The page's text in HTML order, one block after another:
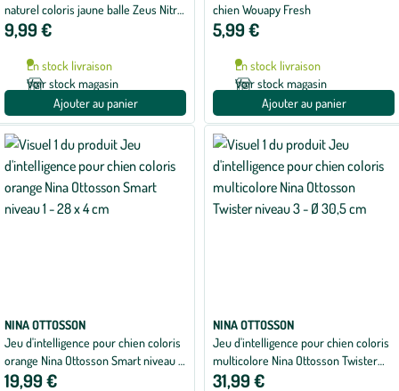
naturel coloris jaune balle Zeus Nitro
- Taille S
9,99 €
En stock livraison
Voir stock magasin
Ajouter au panier
chien Wouapy Fresh
5,99 €
En stock livraison
Voir stock magasin
Ajouter au panier
NINA OTTOSSON
Jeu d'intelligence pour chien coloris
orange Nina Ottosson Smart niveau 1
- 28 x 4 cm
19,99 €
NINA OTTOSSON
Jeu d'intelligence pour chien coloris
multicolore Nina Ottosson Twister
niveau 3 - Ø 30,5 cm
31,99 €